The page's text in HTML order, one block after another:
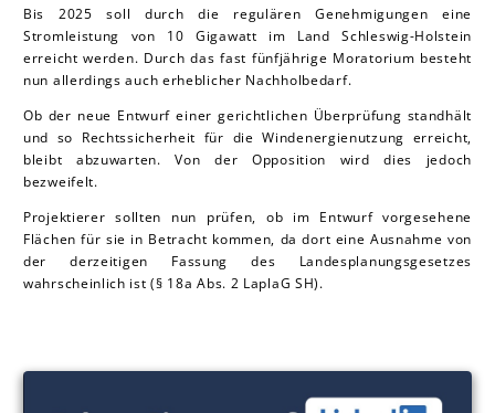
Bis 2025 soll durch die regulären Genehmigungen eine
Stromleistung von 10 Gigawatt im Land Schleswig-Holstein
erreicht werden. Durch das fast fünfjährige Moratorium besteht
nun allerdings auch erheblicher Nachholbedarf.
Ob der neue Entwurf einer gerichtlichen Überprüfung standhält
und so Rechtssicherheit für die Windenergienutzung erreicht,
bleibt abzuwarten. Von der Opposition wird dies jedoch
bezweifelt.
Projektierer sollten nun prüfen, ob im Entwurf vorgesehene
Flächen für sie in Betracht kommen, da dort eine Ausnahme von
der derzeitigen Fassung des Landesplanungsgesetzes
wahrscheinlich ist (§ 18a Abs. 2 LaplaG SH).